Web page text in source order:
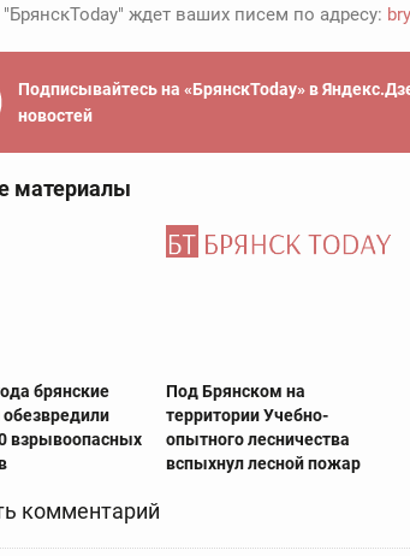
ждет ваших писем по адресу:
Подписывайтесь на «БрянскToday» в
новостей
материалы
брянские
обезвредили
взрывоопасных
Под Брянском на
территории Учебно-
опытного лесничества
вспыхнул лесной пожар
комментарий